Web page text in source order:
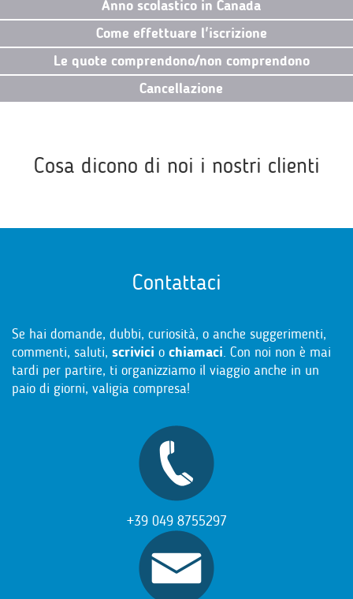
Anno scolastico in Canada
Come effettuare l'iscrizione
Le quote comprendono/non comprendono
Cancellazione
Cosa dicono di noi i nostri clienti
Contattaci
Se hai domande, dubbi, curiosità, o anche suggerimenti,
commenti, saluti, scrivici o chiamaci. Con noi non è mai
tardi per partire, ti organizziamo il viaggio anche in un
paio di giorni, valigia compresa!
+39 049 8755297